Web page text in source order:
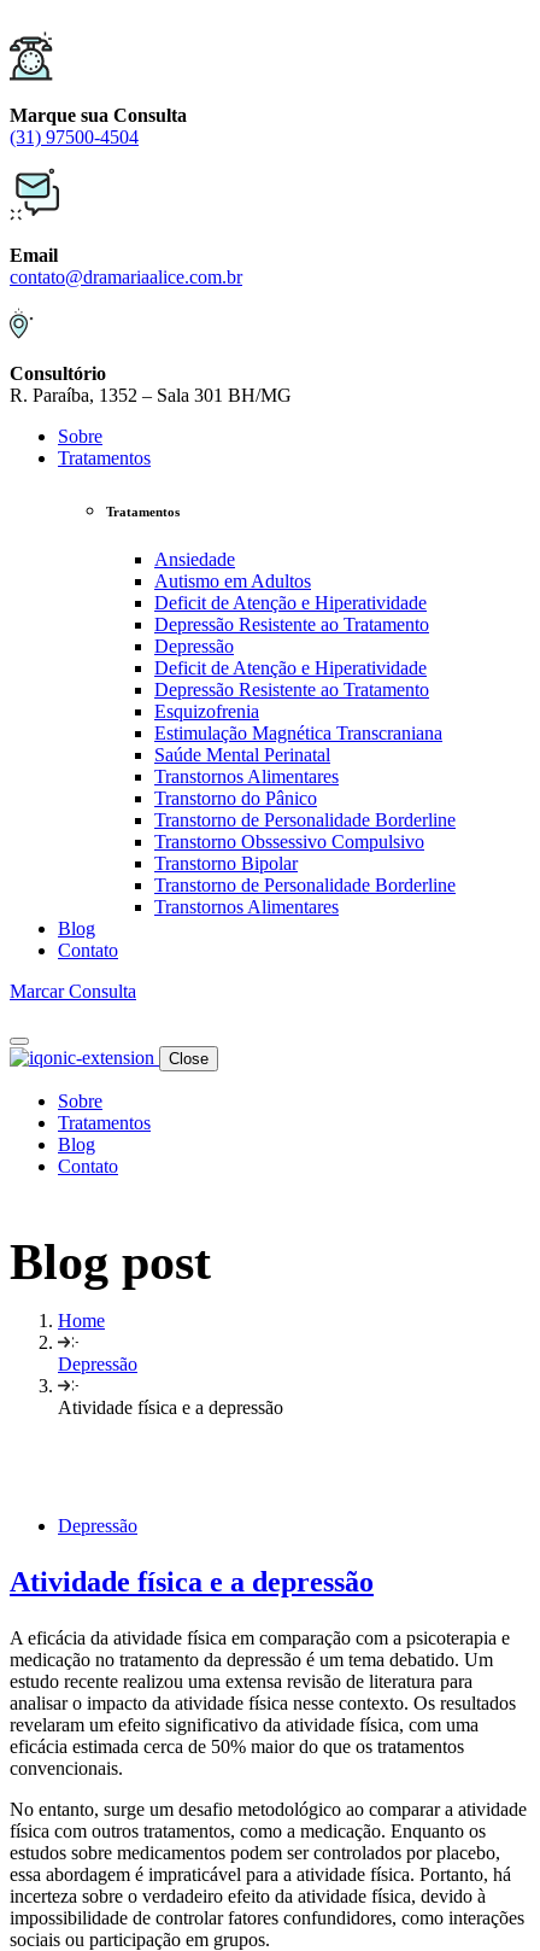
to
content
Marque sua Consulta
(31) 97500-4504
Email
contato@dramariaalice.com.br
Consultório
R. Paraíba, 1352 – Sala 301 BH/MG
Sobre
Tratamentos
Tratamentos
Ansiedade
Autismo em Adultos
Deficit de Atenção e Hiperatividade
Depressão Resistente ao Tratamento
Depressão
Deficit de Atenção e Hiperatividade
Depressão Resistente ao Tratamento
Esquizofrenia
Estimulação Magnética Transcraniana
Saúde Mental Perinatal
Transtornos Alimentares
Transtorno do Pânico
Transtorno de Personalidade Borderline
Transtorno Obssessivo Compulsivo
Transtorno Bipolar
Transtorno de Personalidade Borderline
Transtornos Alimentares
Blog
Contato
Marcar Consulta
Close
Sobre
Tratamentos
Blog
Contato
Blog post
Home
Depressão
Atividade física e a depressão
Depressão
Atividade física e a depressão
A eficácia da atividade física em comparação com a psicoterapia e
medicação no tratamento da depressão é um tema debatido. Um
estudo recente realizou uma extensa revisão de literatura para
analisar o impacto da atividade física nesse contexto. Os resultados
revelaram um efeito significativo da atividade física, com uma
eficácia estimada cerca de 50% maior do que os tratamentos
convencionais.
No entanto, surge um desafio metodológico ao comparar a atividade
física com outros tratamentos, como a medicação. Enquanto os
estudos sobre medicamentos podem ser controlados por placebo,
essa abordagem é impraticável para a atividade física. Portanto, há
incerteza sobre o verdadeiro efeito da atividade física, devido à
impossibilidade de controlar fatores confundidores, como interações
sociais ou participação em grupos.